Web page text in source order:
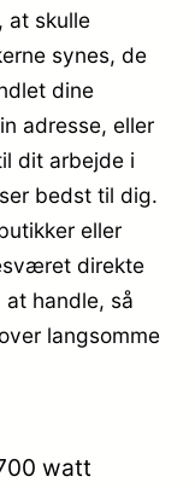
at skulle
synes, de
dine
adresse, eller
dit arbejde i
bedst til dig.
eller
direkte
handle, så
langsomme
watt